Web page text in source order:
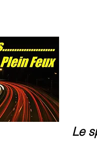
Le